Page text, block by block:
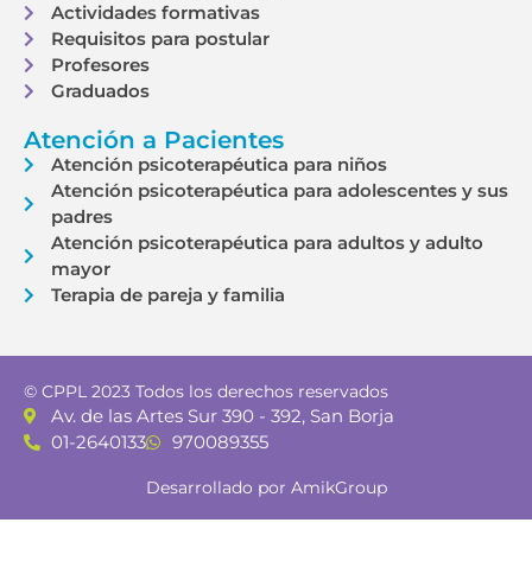
Actividades formativas
Requisitos para postular
Profesores
Graduados
Atención a Pacientes
Atención psicoterapéutica para niños
Atención psicoterapéutica para adolescentes y sus
padres
Atención psicoterapéutica para adultos y adulto
mayor
Terapia de pareja y familia
© CPPL 2023 Todos los derechos reservados
Av. de las Artes Sur 390 - 392, San Borja
01-2640133
970089355
Desarrollado por AmikGroup